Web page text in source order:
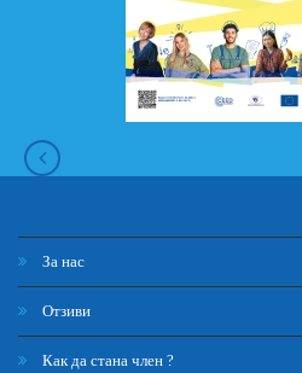
За нас
Отзиви
Как да стана член ?